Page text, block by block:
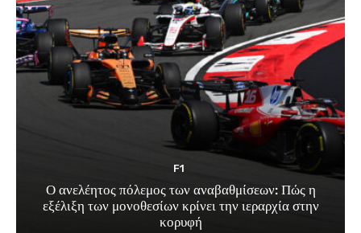
F1
Ο ανελέητος πόλεμος των αναβαθμίσεων: Πώς η
εξέλιξη των μονοθεσίων κρίνει την ιεραρχία στην
κορυφή